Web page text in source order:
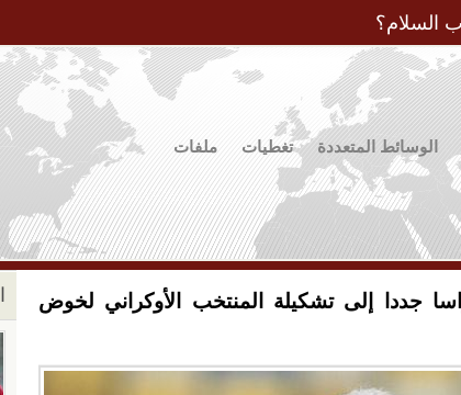
السلام؟
الوسائط المتعددة تغطيات ملفات
جددا إلى تشكيلة المنتخب الأوكراني لخوض